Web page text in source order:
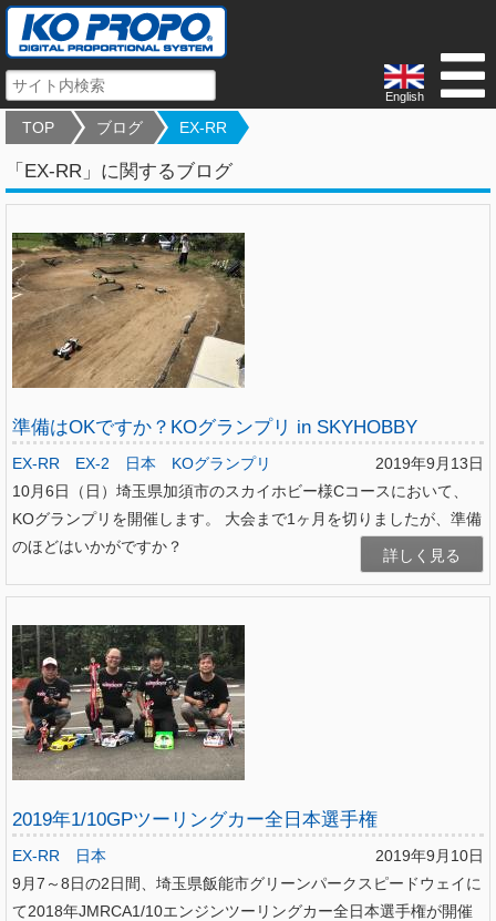
English
TOP ブログ EX-RR
「EX-RR」に関するブログ
準備はOKですか？KOグランプリ in SKYHOBBY
2019年9月13日
EX-RR EX-2 日本
KOグランプリ
10月6日（日）埼玉県加須市のスカイホビー様Cコースにおいて、
KOグランプリを開催します。 大会まで1ヶ月を切りましたが、準備
のほどはいかがですか？
詳しく見る
2019年1/10GPツーリングカー全日本選手権
2019年9月10日
EX-RR
日本
9月7～8日の2日間、埼玉県飯能市グリーンパークスピードウェイに
て2018年JMRCA1/10エンジンツーリングカー全日本選手権が開催